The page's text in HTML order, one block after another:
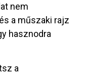
nem
a műszaki rajz
hasznodra
a